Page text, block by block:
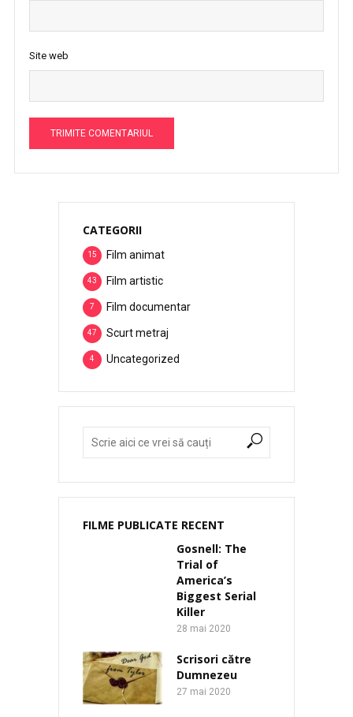
Site web
CATEGORII
Film animat
15
Film artistic
43
Film documentar
7
Scurt metraj
47
Uncategorized
4
FILME PUBLICATE RECENT
Gosnell: The
Trial of
America’s
Biggest Serial
Killer
28 mai 2020
Scrisori către
Dumnezeu
27 mai 2020